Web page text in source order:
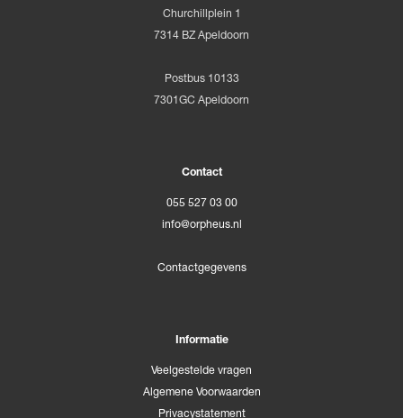
Churchillplein 1
7314 BZ Apeldoorn
Postbus 10133
7301GC Apeldoorn
Contact
055 527 03 00
info@orpheus.nl
Contactgegevens
Informatie
Veelgestelde vragen
Algemene Voorwaarden
Privacystatement